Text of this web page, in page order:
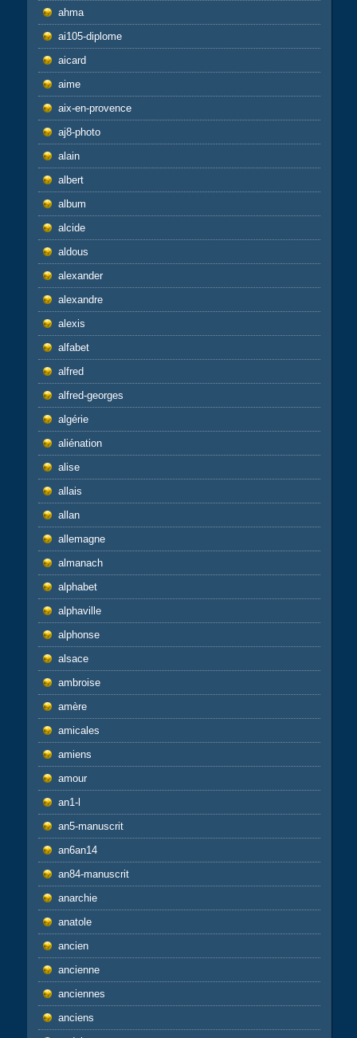
ahma
ai105-diplome
aicard
aime
aix-en-provence
aj8-photo
alain
albert
album
alcide
aldous
alexander
alexandre
alexis
alfabet
alfred
alfred-georges
algérie
aliénation
alise
allais
allan
allemagne
almanach
alphabet
alphaville
alphonse
alsace
ambroise
amère
amicales
amiens
amour
an1-l
an5-manuscrit
an6an14
an84-manuscrit
anarchie
anatole
ancien
ancienne
anciennes
anciens